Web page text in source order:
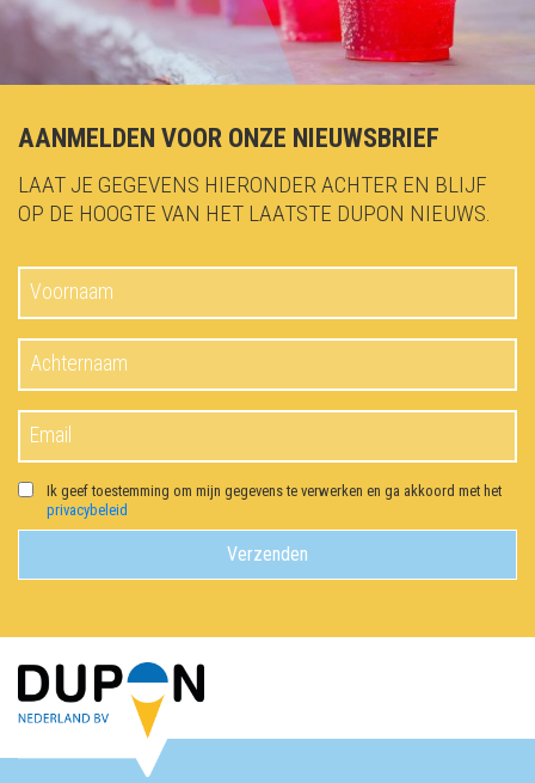
AANMELDEN VOOR ONZE NIEUWSBRIEF
LAAT JE GEGEVENS HIERONDER ACHTER EN BLIJF
OP DE HOOGTE VAN HET LAATSTE DUPON NIEUWS.
Ik geef toestemming om mijn gegevens te verwerken en ga akkoord met het
privacybeleid